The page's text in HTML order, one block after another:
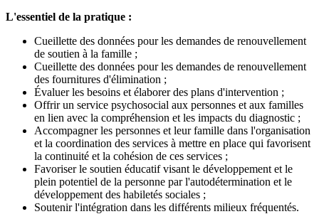
L'essentiel de la pratique :
Cueillette des données pour les demandes de renouvellement
de soutien à la famille ;
Cueillette des données pour les demandes de renouvellement
des fournitures d'élimination ;
Évaluer les besoins et élaborer des plans d'intervention ;
Offrir un service psychosocial aux personnes et aux familles
en lien avec la compréhension et les impacts du diagnostic ;
Accompagner les personnes et leur famille dans l'organisation
et la coordination des services à mettre en place qui favorisent
la continuité et la cohésion de ces services ;
Favoriser le soutien éducatif visant le développement et le
plein potentiel de la personne par l'autodétermination et le
développement des habiletés sociales ;
Soutenir l'intégration dans les différents milieux fréquentés.